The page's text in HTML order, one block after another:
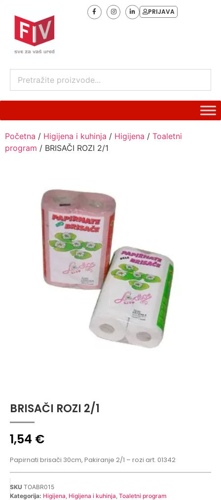
PRIJAVA
Početna / Higijena i kuhinja / Higijena / Toaletni
program / BRISAČI ROZI 2/1
BRISAČI ROZI 2/1
1,54 €
Papirnati brisači 30cm, Pakiranje 2/1 – rozi art. 01342
SKU TOABR015
Kategorija: Higijena Higijena i kuhinja Toaletni program